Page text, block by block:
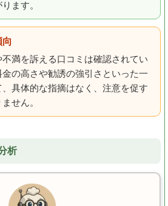
ます。
満を訴える口コミは確認されてい
の高さや勧誘の強引さといった一
具体的な指摘はなく、注意を促す
せん。
析